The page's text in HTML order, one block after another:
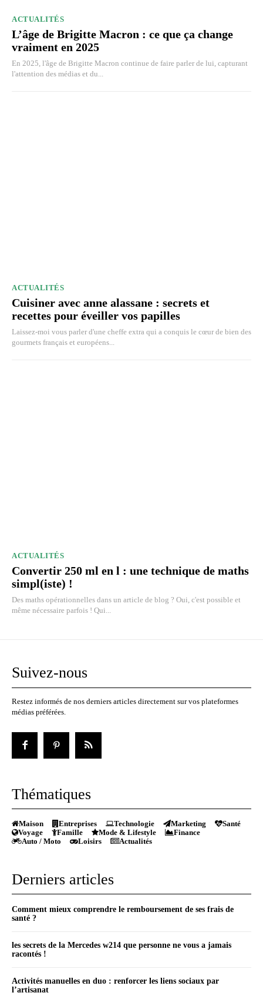
ACTUALITÉS
L’âge de Brigitte Macron : ce que ça change
vraiment en 2025
En 2025, l'âge de Brigitte Macron continue de faire parler de lui, capturant
l'attention des médias et du...
ACTUALITÉS
Cuisiner avec anne alassane : secrets et
recettes pour éveiller vos papilles
Laissez-moi vous parler d'une cheffe extra qui a conquis le cœur de bien des
gourmets français et européens...
ACTUALITÉS
Convertir 250 ml en l : une technique de maths
simpl(iste) !
Des maths opérationnelles dans un article de blog ? Oui, c'est possible et
même nécessaire parfois ! Qui...
Suivez-nous
Restez informés de nos derniers articles directement sur vos plateformes
médias préférées.
Thématiques
Maison Entreprises Technologie Marketing
Santé
Voyage
Famille Mode & Lifestyle
Finance
Auto / Moto
Loisirs Actualités
Derniers articles
Comment mieux comprendre le remboursement de ses frais de
santé ?
les secrets de la Mercedes w214 que personne ne vous a jamais
racontés !
Activités manuelles en duo : renforcer les liens sociaux par
l’artisanat